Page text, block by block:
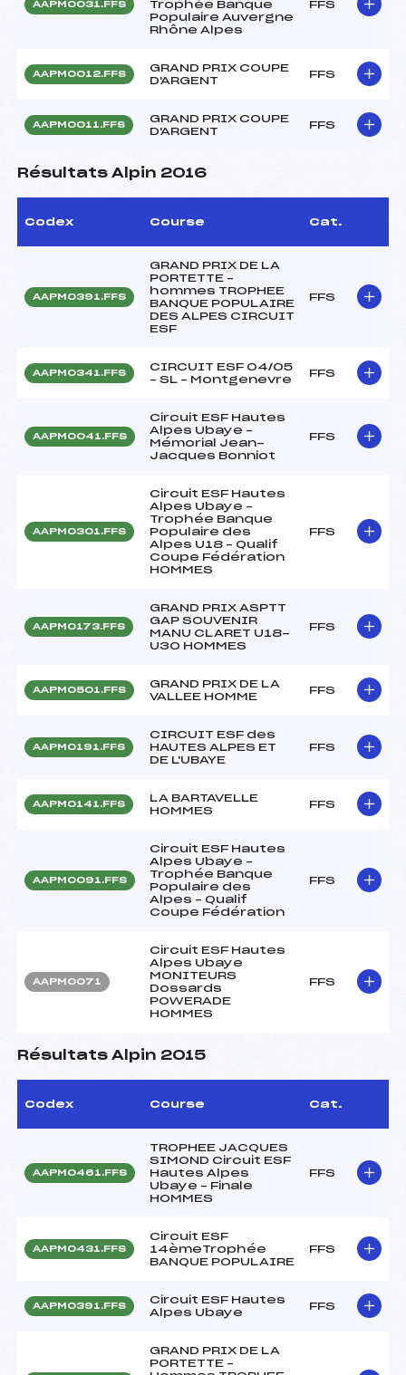
AAPM0031.FFS
Trophée Banque
Populaire Auvergne
Rhône Alpes
FFS
AAPM0012.FFS
GRAND PRIX COUPE
D'ARGENT
FFS
AAPM0011.FFS
GRAND PRIX COUPE
D'ARGENT
FFS
Résultats Alpin 2016
Codex Course Cat.
AAPM0391.FFS
GRAND PRIX DE LA
PORTETTE –
hommes TROPHEE
BANQUE POPULAIRE
DES ALPES CIRCUIT
ESF
FFS
AAPM0341.FFS
CIRCUIT ESF 04/05
– SL – Montgenevre
FFS
AAPM0041.FFS
Circuit ESF Hautes
Alpes Ubaye –
Mémorial Jean-
Jacques Bonniot
FFS
AAPM0301.FFS
Circuit ESF Hautes
Alpes Ubaye –
Trophée Banque
Populaire des
Alpes U18 – Qualif
Coupe Fédération
HOMMES
FFS
AAPM0173.FFS
GRAND PRIX ASPTT
GAP SOUVENIR
MANU CLARET U18-
U30 HOMMES
FFS
AAPM0501.FFS
GRAND PRIX DE LA
VALLEE HOMME
FFS
AAPM0191.FFS
CIRCUIT ESF des
HAUTES ALPES ET
DE L'UBAYE
FFS
AAPM0141.FFS
LA BARTAVELLE
HOMMES
FFS
AAPM0091.FFS
Circuit ESF Hautes
Alpes Ubaye –
Trophée Banque
Populaire des
Alpes – Qualif
Coupe Fédération
FFS
AAPM0071
Circuit ESF Hautes
Alpes Ubaye
MONITEURS
Dossards
POWERADE
HOMMES
FFS
Résultats Alpin 2015
Codex Course Cat.
AAPM0461.FFS
TROPHEE JACQUES
SIMOND Circuit ESF
Hautes Alpes
Ubaye – Finale
HOMMES
FFS
AAPM0431.FFS
Circuit ESF
14èmeTrophée
BANQUE POPULAIRE
FFS
AAPM0391.FFS
Circuit ESF Hautes
Alpes Ubaye
FFS
GRAND PRIX DE LA
PORTETTE –